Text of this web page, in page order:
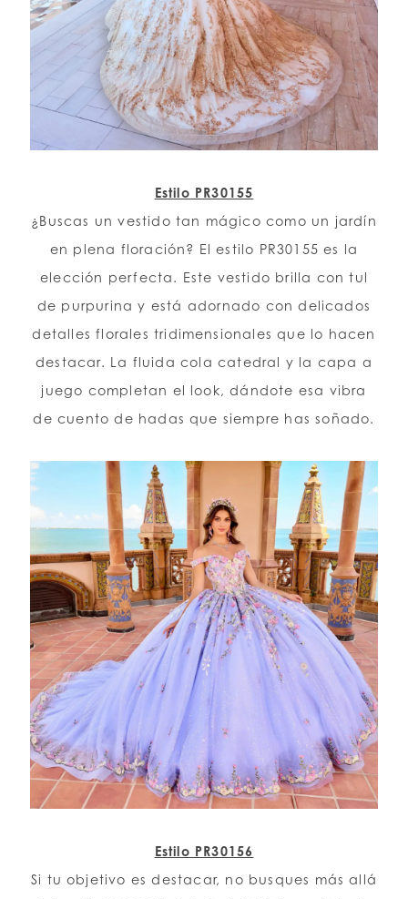
Estilo PR30155
¿Buscas un vestido tan mágico como un jardín
en plena floración? El estilo PR30155 es la
elección perfecta. Este vestido brilla con tul
de purpurina y está adornado con delicados
detalles florales tridimensionales que lo hacen
destacar. La fluida cola catedral y la capa a
juego completan el look, dándote esa vibra
de cuento de hadas que siempre has soñado.
Estilo PR30156
Si tu objetivo es destacar, no busques más allá